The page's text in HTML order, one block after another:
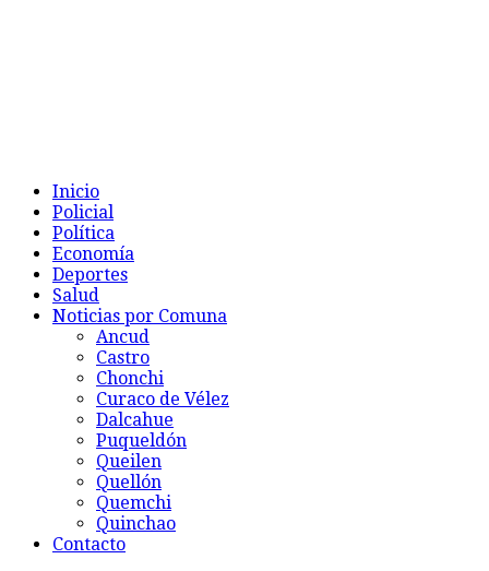
Inicio
Policial
Política
Economía
Deportes
Salud
Noticias por Comuna
Ancud
Castro
Chonchi
Curaco de Vélez
Dalcahue
Puqueldón
Queilen
Quellón
Quemchi
Quinchao
Contacto